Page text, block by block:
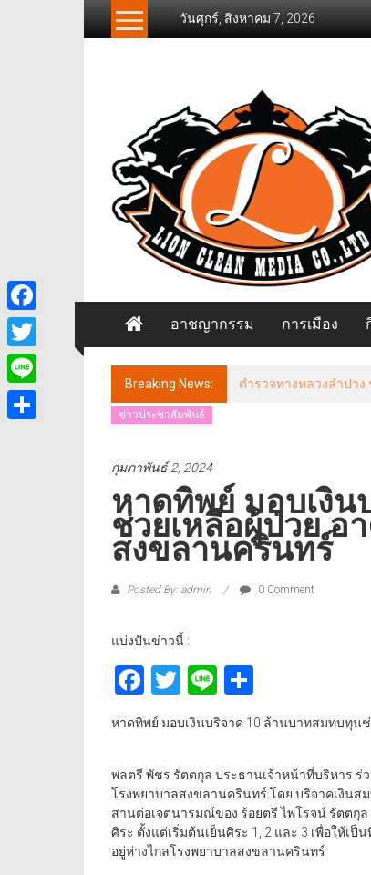
วันศุกร์, สิงหาคม 7, 2026
Freelancer
วส์
ฟรี
แลน
เซอร์
อาชญากรรม การเมือง
Breaking News: ตำรวจทางหลวงลำปา
ข่าวประชาสัมพันธ์
กุมภาพันธ์ 2, 2024
หาดทิพย์ มอบเงิ
ช่วยเหลือผู้ป่วย อ
สงขลานครินทร์
Posted By: admin 0 Comment
แบ่งปันข่าวนี้ :
Facebook
Twitter
Line
หาดทิพย์ มอบเงินบริจาค 10 ล้านบาทสมทบทุน
พลตรี พัชร รัตตกุล ประธานเจ้าหน้าที่บริหาร ร่
โรงพยาบาลสงขลานครินทร์ โดย บริจาคเงินส
สานต่อเจตนารมณ์ของ ร้อยตรี ไพโรจน์ รัตตกุ
ศิระ ตั้งแต่เริ่มต้นเย็นศิระ 1, 2 และ 3 เพื่อให้
อยู่ห่างไกลโรงพยาบาลสงขลานครินทร์
Facebook
Twitter
Line